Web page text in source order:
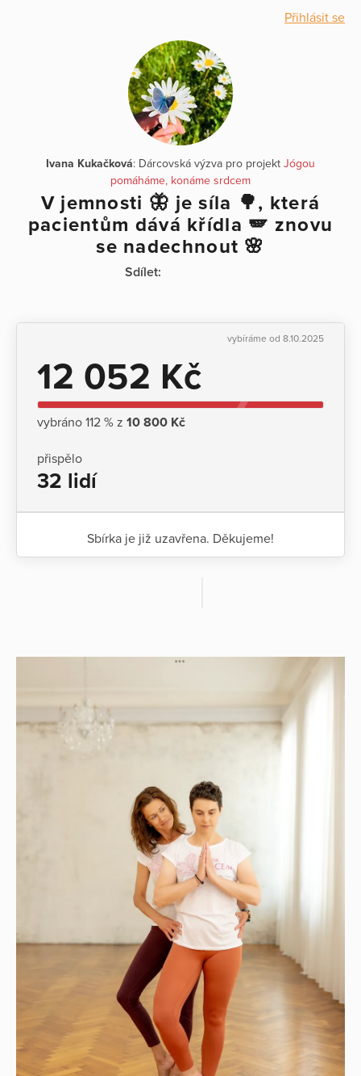
Přihlásit se
Ivana Kukačková: Dárcovská výzva pro projekt Jógou
pomáháme, konáme srdcem
V jemnosti 🦋 je síla 🌳, která
pacientům dává křídla 🪽 znovu
se nadechnout 🌸
Sdílet:
vybíráme od 8.10.2025
12 052 Kč
vybráno 112 % z 10 800 Kč
přispělo
32 lidí
Sbírka je již uzavřena. Děkujeme!